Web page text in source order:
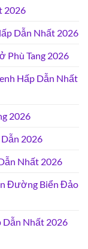
2026
Dẫn Nhất 2026
Phù Tang 2026
Hấp Dẫn Nhất
2026
Dẫn 2026
Nhất 2026
Đường Biển Đảo
Dẫn Nhất 2026